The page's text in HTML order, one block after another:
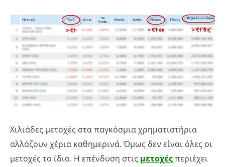
Χιλιάδες μετοχές στα παγκόσμια χρηματιστήρια
αλλάζουν χέρια καθημερινά. Όμως δεν είναι όλες οι
μετοχές το ίδιο. Η επένδυση στις μετοχέςπεριέχει